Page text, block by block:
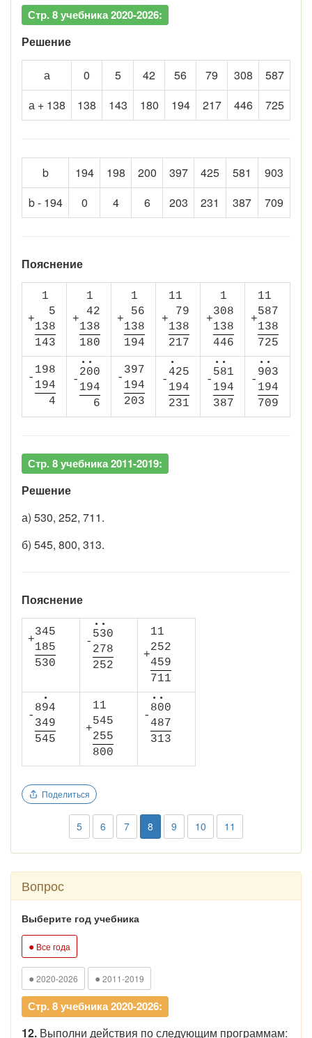
Стр. 8 учебника 2020-2026:
Решение
а 0 5 42 56 79 308
587
а + 138
138 143 180 194 217 446 725
b 194 198 200 397 425 581
903
b - 194
0 4 6 203 231 387 709
Пояснение
1
+
5
138
143
1
+
42
138
180
1
+
56
138
194
11
+
79
138
217
1
+
308
138
446
11
+
587
138
725
-
198
194
4
• •
-
200
194
6
-
397
194
203
•
-
425
194
231
• •
-
581
194
387
• •
-
903
194
709
Стр. 8 учебника 2011-2019:
Решение
а) 530, 252, 711.
б) 545, 800, 313.
Пояснение
+
345
185
530
• •
-
530
278
252
11
+
252
459
711
•
-
894
349
545
11
+
545
255
800
• •
-
800
487
313
Поделиться
5 6 7 8 9 10 11
Вопрос
Выберите год учебника
● Все года
● 2020-2026 ● 2011-2019
Стр. 8 учебника 2020-2026:
12. Выполни действия по следующим программам: